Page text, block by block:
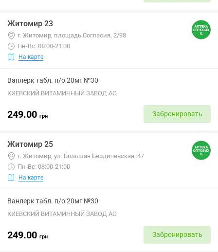
Житомир 23
г. Житомир, площадь Согласия, 2/98
Пн-Вс: 08:00-21:00
На карте
Ванлерк табл. п/о 20мг №30
КИЕВСКИЙ ВИТАМИННЫЙ ЗАВОД АО
249.00 грн Забронировать
Житомир 25
г. Житомир, ул. Большая Бердичевская, 47
Пн-Вс: 08:00-21:00
На карте
Ванлерк табл. п/о 20мг №30
КИЕВСКИЙ ВИТАМИННЫЙ ЗАВОД АО
249.00 грн Забронировать